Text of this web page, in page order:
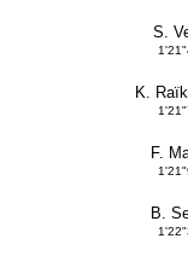
S.
K.
F.
B.